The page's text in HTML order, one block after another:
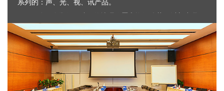
系列的：声、光、视、讯产品。
新技术主打市场，坚持以认真务实的态度对待所有的客
户，“以诚信赢得客户，以质量取信客户，以服务巩固客户”为
企业宗旨，始终坚持“以人为本”的管理理念。立志于为音视频
行业和客户提供各类优质的产品和技术服务。
公司产品广泛应用于：政府、公、检、法、司、企事业